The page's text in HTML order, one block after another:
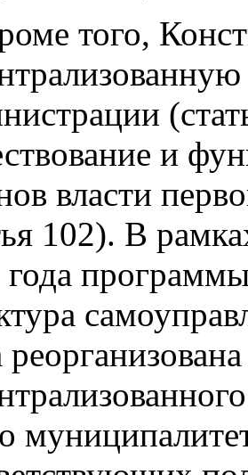
того,
и
власти
102). В
года